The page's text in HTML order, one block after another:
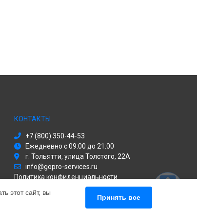
КОНТАКТЫ
+7 (800) 350-44-53
Ежедневно с 09:00 до 21:00
г. Тольятти, улица Толстого, 22А
info@gopro-services.ru
Политика конфиденциальности
Способы оплаты
этот сайт, вы
Принять все